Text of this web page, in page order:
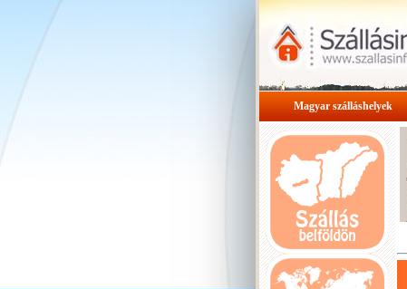
Magyar szálláshelyek